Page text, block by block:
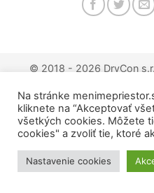
© 2018 - 2026 DryCon
Na stránke
kliknete na “Akceptovať
všetkých cookies. Môžete
cookies" a zvoliť tie, ktoré
Nastavenie cookies